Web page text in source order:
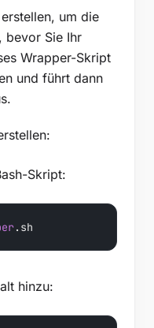
um die
bevor Sie Ihr
Wrapper-Skript
und führt dann
Skript:
.sh
hinzu: